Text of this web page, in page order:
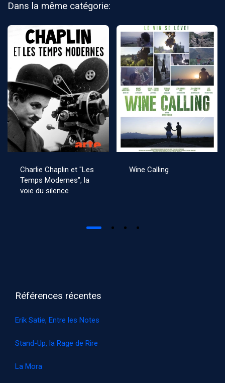
Dans la même catégorie:
Charlie Chaplin et "Les
Temps Modernes", la
voie du silence
Wine Calling
Références récentes
Erik Satie, Entre les Notes
Stand-Up, la Rage de Rire
La Mora